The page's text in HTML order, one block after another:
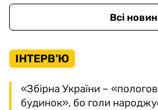
Всі
ІНТЕРВ'Ю
«Збірна України –
будинок», бо голи